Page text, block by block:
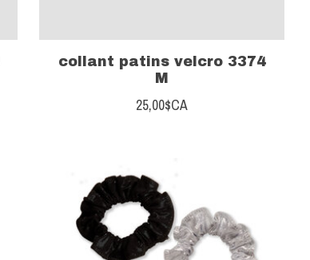
collant patins velcro 3374
M
25,00$CA